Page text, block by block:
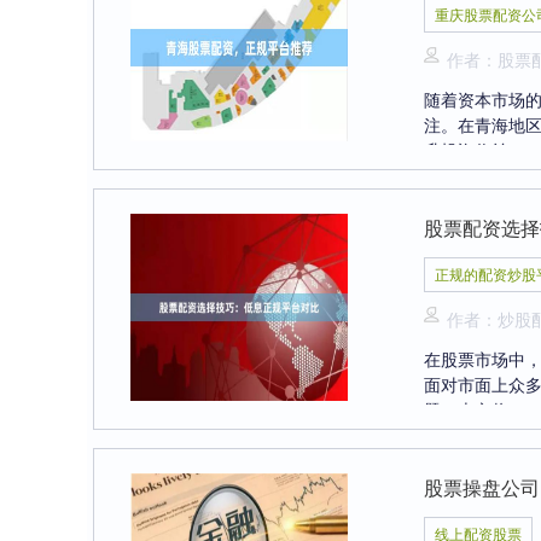
重庆股票配资公
作者：股票
随着资本市场
注。在青海地
升投资收益....
股票配资选
正规的配资炒股
作者：炒股
在股票市场中
面对市面上众
题。本文将....
股票操盘公
线上配资股票